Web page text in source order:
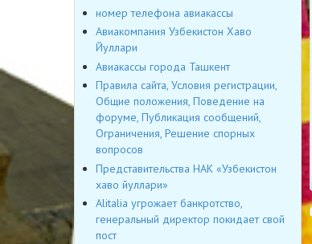
номер телефона авиакассы
Авиакомпания Узбекистон Хаво
Йуллари
Авиакассы города Ташкент
Правила сайта, Условия регистрации,
Общие положения, Поведение на
форуме, Публикация сообщений,
Ограничения, Решение спорных
вопросов
Представительства НАК «Узбекистон
хаво йуллари»
Alitalia угрожает банкротство,
генеральный директор покидает свой
пост